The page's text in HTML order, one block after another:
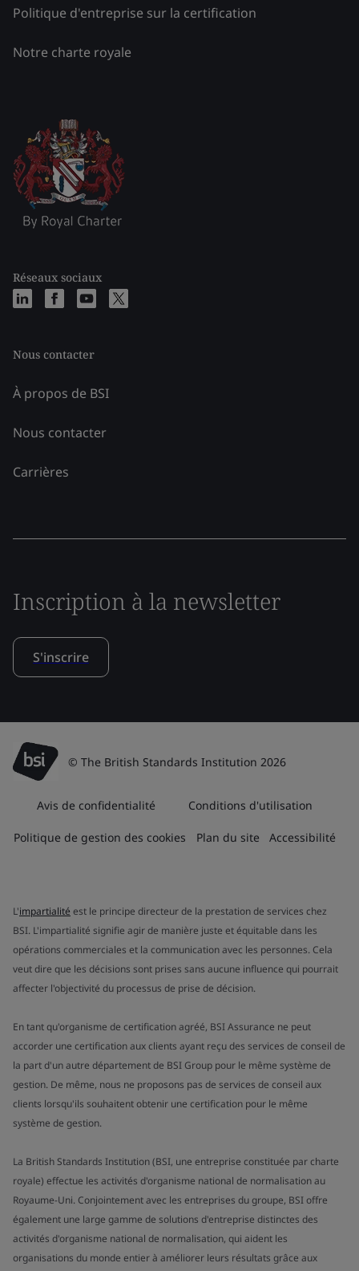
Politique d'entreprise sur la certification
Notre charte royale
Réseaux sociaux
Nous contacter
À propos de BSI
Nous contacter
Carrières
Inscription à la newsletter
S'inscrire
© The British Standards Institution 2026
Avis de confidentialité Conditions d'utilisation
Politique de gestion des cookies Plan du site Accessibilité
L'impartialité est le principe directeur de la prestation de services chez
BSI. L'impartialité signifie agir de manière juste et équitable dans les
opérations commerciales et la communication avec les personnes. Cela
veut dire que les décisions sont prises sans aucune influence qui pourrait
affecter l'objectivité du processus de prise de décision.
En tant qu'organisme de certification agréé, BSI Assurance ne peut
accorder une certification aux clients ayant reçu des services de conseil de
la part d'un autre département de BSI Group pour le même système de
gestion. De même, nous ne proposons pas de services de conseil aux
clients lorsqu'ils souhaitent obtenir une certification pour le même
système de gestion.
La British Standards Institution (BSI, une entreprise constituée par charte
royale) effectue les activités d'organisme national de normalisation au
Royaume-Uni. Conjointement avec les entreprises du groupe, BSI offre
également une large gamme de solutions d'entreprise distinctes des
activités d'organisme national de normalisation, qui aident les
organisations du monde entier à améliorer leurs résultats grâce aux